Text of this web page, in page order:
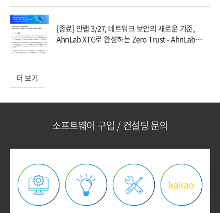
[종료] 안랩 3/27, 네트워크 보안의 새로운 기준,
AhnLab XTG로 완성하는 Zero Trust - AhnLab
더 보기
소프트웨어 구입 / 컨설팅 문의